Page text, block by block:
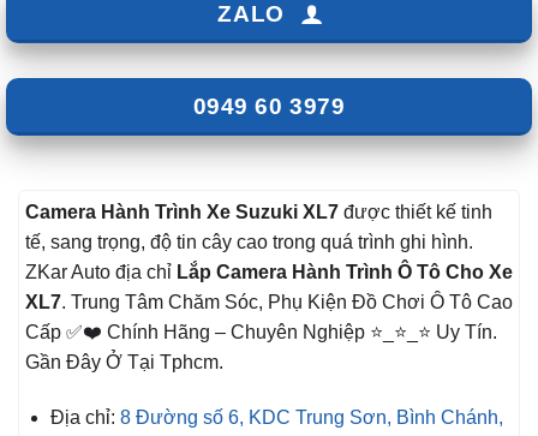
ZALO
0949 60 3979
Camera Hành Trình Xe Suzuki XL7 được thiết kế tinh
tế, sang trọng, độ tin cây cao trong quá trình ghi hình.
ZKar Auto địa chỉ Lắp Camera Hành Trình Ô Tô Cho Xe
XL7. Trung Tâm Chăm Sóc, Phụ Kiện Đồ Chơi Ô Tô Cao
Cấp ✅❤️ Chính Hãng – Chuyên Nghiệp ⭐_⭐_⭐ Uy Tín.
Gần Đây Ở Tại Tphcm.
Địa chỉ: 8 Đường số 6, KDC Trung Sơn, Bình Chánh,